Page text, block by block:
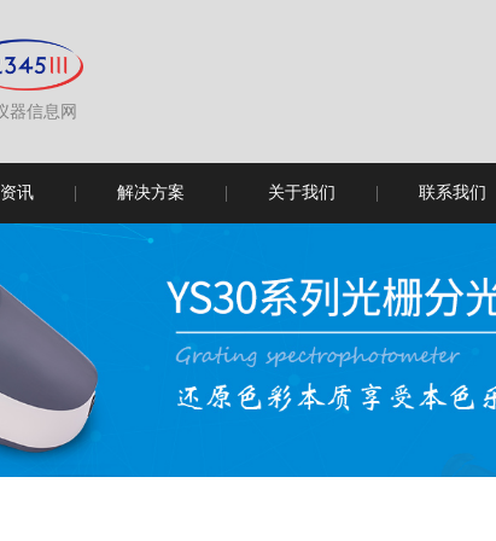
器信息网
讯 解决方案 关于我们 联系我们